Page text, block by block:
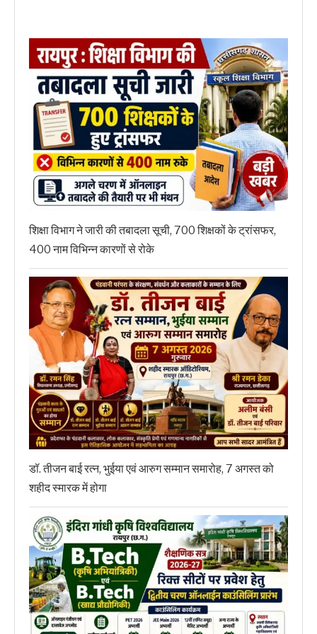
शिक्षा विभाग ने जारी की तबादला सूची, 700 शिक्षकों के ट्रांसफर,
400 नाम विभिन्न कारणों से रोके
डॉ. तीजन बाई रत्न, भुईया एवं आरुग सम्मान समारोह, 7 अगस्त को
शहीद स्मारक में होगा